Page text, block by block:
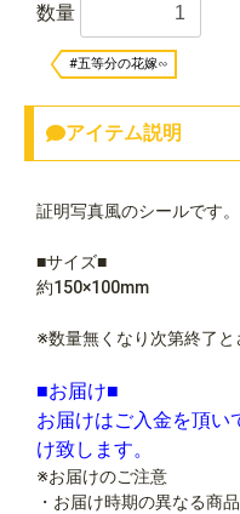
数量
#五等分の花嫁∽
アイテム説明
証明写真風のシールです。
■サイズ■
約150×100mm
※数量無くなり次第終了と
■お届け■
お届けはご入金を頂い
け致します。
※お届けのご注意
・お届け時期の異なる商